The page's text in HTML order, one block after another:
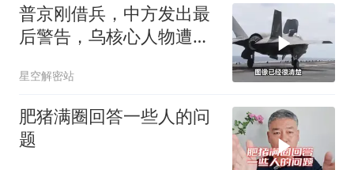
普京刚借兵，中方发出最
后警告，乌核心人物遭斩
星空解密站
肥猪满圈回答一些人的问
题